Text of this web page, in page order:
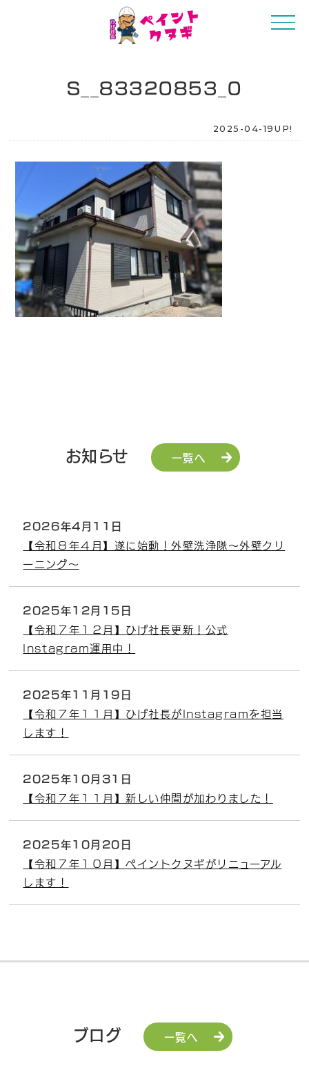
S__83320853_0
2025-04-19UP!
お知らせ 一覧へ
2026年4月11日
【令和８年４月】遂に始動！外壁洗浄隊～外壁クリ
ーニング～
2025年12月15日
【令和７年１２月】ひげ社長更新！公式
Instagram運用中！
2025年11月19日
【令和７年１１月】ひげ社長がInstagramを担当
します！
2025年10月31日
【令和７年１１月】新しい仲間が加わりました！
2025年10月20日
【令和７年１０月】ペイントクヌギがリニューアル
します！
ブログ 一覧へ